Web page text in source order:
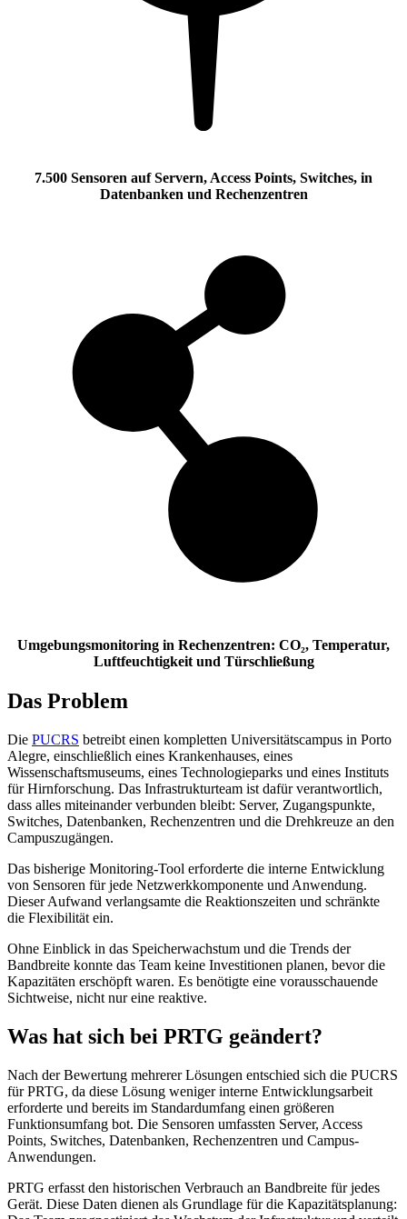
7.500 Sensoren auf Servern, Access Points, Switches, in
Datenbanken und Rechenzentren
Umgebungsmonitoring in Rechenzentren: CO₂, Temperatur,
Luftfeuchtigkeit und Türschließung
Das Problem
Die PUCRS betreibt einen kompletten Universitätscampus in Porto
Alegre, einschließlich eines Krankenhauses, eines
Wissenschaftsmuseums, eines Technologieparks und eines Instituts
für Hirnforschung. Das Infrastrukturteam ist dafür verantwortlich,
dass alles miteinander verbunden bleibt: Server, Zugangspunkte,
Switches, Datenbanken, Rechenzentren und die Drehkreuze an den
Campuszugängen.
Das bisherige Monitoring-Tool erforderte die interne Entwicklung
von Sensoren für jede Netzwerkkomponente und Anwendung.
Dieser Aufwand verlangsamte die Reaktionszeiten und schränkte
die Flexibilität ein.
Ohne Einblick in das Speicherwachstum und die Trends der
Bandbreite konnte das Team keine Investitionen planen, bevor die
Kapazitäten erschöpft waren. Es benötigte eine vorausschauende
Sichtweise, nicht nur eine reaktive.
Was hat sich bei PRTG geändert?
Nach der Bewertung mehrerer Lösungen entschied sich die PUCRS
für PRTG, da diese Lösung weniger interne Entwicklungsarbeit
erforderte und bereits im Standardumfang einen größeren
Funktionsumfang bot. Die Sensoren umfassten Server, Access
Points, Switches, Datenbanken, Rechenzentren und Campus-
Anwendungen.
PRTG erfasst den historischen Verbrauch an Bandbreite für jedes
Gerät. Diese Daten dienen als Grundlage für die Kapazitätsplanung: